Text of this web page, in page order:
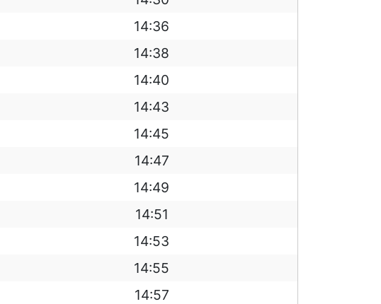
14:36
14:38
14:40
14:43
14:45
14:47
14:49
14:51
14:53
14:55
14:57